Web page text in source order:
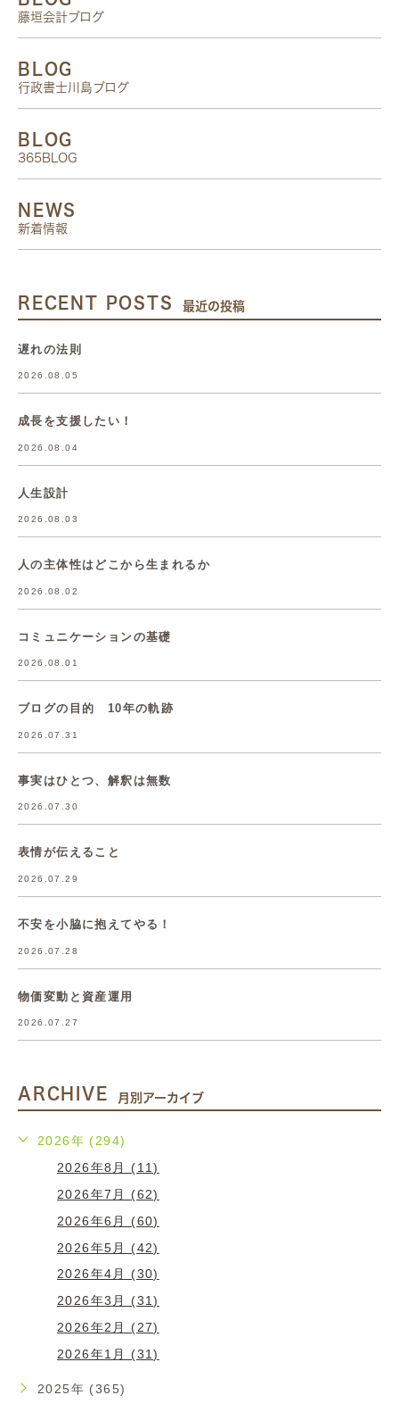
藤垣会計ブログ
BLOG
行政書士川島ブログ
BLOG
365BLOG
NEWS
新着情報
RECENT POSTS 最近の投稿
遅れの法則
2026.08.05
成長を支援したい！
2026.08.04
人生設計
2026.08.03
人の主体性はどこから生まれるか
2026.08.02
コミュニケーションの基礎
2026.08.01
ブログの目的 10年の軌跡
2026.07.31
事実はひとつ、解釈は無数
2026.07.30
表情が伝えること
2026.07.29
不安を小脇に抱えてやる！
2026.07.28
物価変動と資産運用
2026.07.27
ARCHIVE 月別アーカイブ
2026年 (294)
2026年8月 (11)
2026年7月 (62)
2026年6月 (60)
2026年5月 (42)
2026年4月 (30)
2026年3月 (31)
2026年2月 (27)
2026年1月 (31)
2025年 (365)